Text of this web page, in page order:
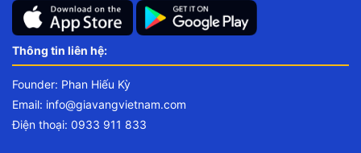
Thông tin liên hệ:
Founder: Phan Hiếu Kỳ
Email: info@giavangvietnam.com
Điện thoại: 0933 911 833